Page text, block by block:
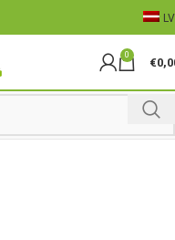
LV
0
€